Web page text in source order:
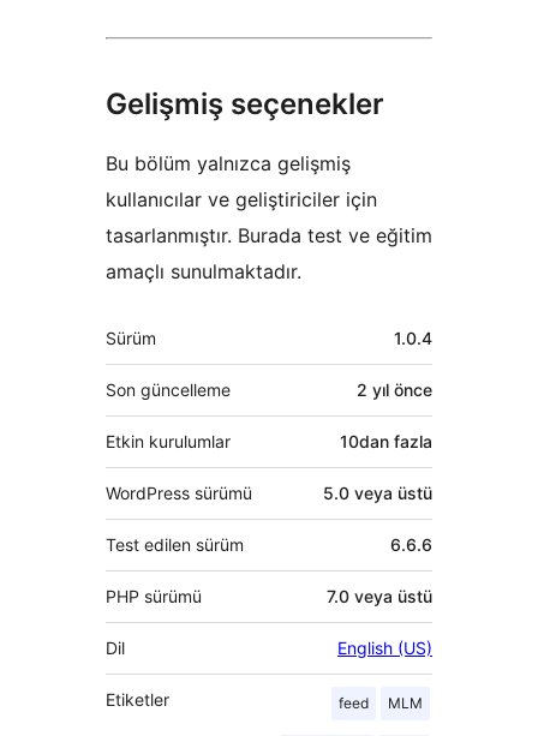
Gelişmiş seçenekler
Bu bölüm yalnızca gelişmiş
kullanıcılar ve geliştiriciler için
tasarlanmıştır. Burada test ve eğitim
amaçlı sunulmaktadır.
Meta
Sürüm 1.0.4
Son güncelleme 2 yıl önce
Etkin kurulumlar 10dan fazla
WordPress sürümü 5.0 veya üstü
Test edilen sürüm 6.6.6
PHP sürümü 7.0 veya üstü
Dil English (US)
Etiketler feed MLM